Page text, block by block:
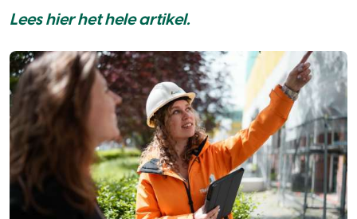
Lees hier het hele artikel.